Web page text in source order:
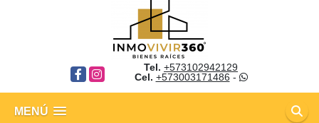
FacebookInstagram
Tel. +573102942129
Cel. +573003171486 -
MENÚ